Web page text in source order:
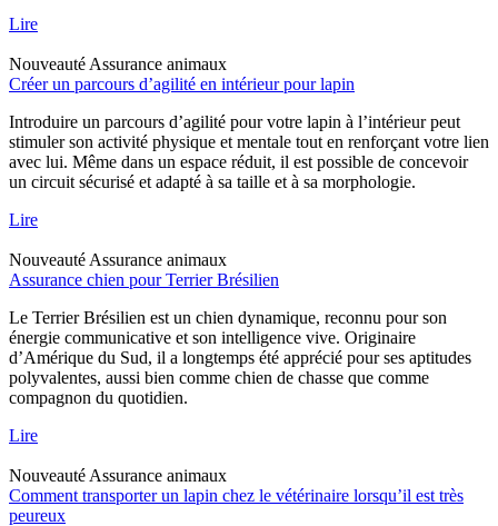
Lire
Nouveauté Assurance animaux
Créer un parcours d’agilité en intérieur pour lapin
Introduire un parcours d’agilité pour votre lapin à l’intérieur peut
stimuler son activité physique et mentale tout en renforçant votre lien
avec lui. Même dans un espace réduit, il est possible de concevoir
un circuit sécurisé et adapté à sa taille et à sa morphologie.
Lire
Nouveauté Assurance animaux
Assurance chien pour Terrier Brésilien
Le Terrier Brésilien est un chien dynamique, reconnu pour son
énergie communicative et son intelligence vive. Originaire
d’Amérique du Sud, il a longtemps été apprécié pour ses aptitudes
polyvalentes, aussi bien comme chien de chasse que comme
compagnon du quotidien.
Lire
Nouveauté Assurance animaux
Comment transporter un lapin chez le vétérinaire lorsqu’il est très
peureux